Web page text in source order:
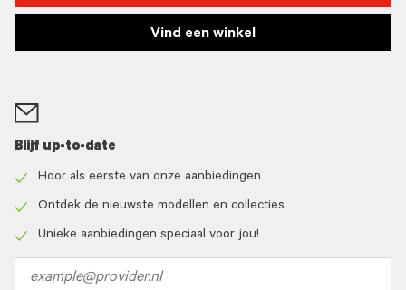
Vind een winkel
Blijf up-to-date
icon
Hoor als eerste van onze aanbiedingen
icon
Ontdek de nieuwste modellen en collecties
Unieke aanbiedingen speciaal voor jou!
address